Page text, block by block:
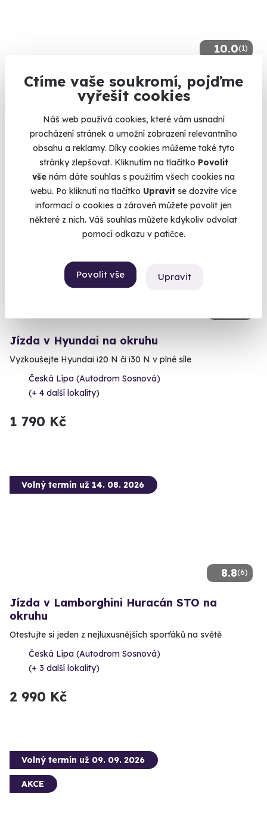
Ctíme vaše soukromí, pojďme
vyřešit cookies
Náš web používá cookies, které vám usnadní
procházení stránek a umožní zobrazení relevantního
obsahu a reklamy. Díky cookies můžeme také tyto
stránky zlepšovat. Kliknutím na tlačítko Povolit
vše nám dáte souhlas s použitím všech cookies na
webu. Po kliknutí na tlačítko Upravit se dozvíte více
informací o cookies a zároveň můžete povolit jen
některé z nich. Váš souhlas můžete kdykoliv odvolat
pomocí odkazu v patičce.
Povolit vše Upravit
10.0(1)
Jízda na okruhu ve sportovní Toyotě
Šlápněte do pedálů Toyotě GR86 nebo Toyotě GR Yaris
Česká Lípa (Autodrom Sosnová)
(+ 4 další lokality)
1 490 Kč
Volný termín už 14. 08. 2026
Jízda v Hyundai na okruhu
Vyzkoušejte Hyundai i20 N či i30 N v plné síle
Česká Lípa (Autodrom Sosnová)
(+ 4 další lokality)
1 790 Kč
8.8(6)
Volný termín už 14. 08. 2026
Jízda v Lamborghini Huracán STO na
okruhu
Otestujte si jeden z nejluxusnějších sporťáků na světě
Česká Lípa (Autodrom Sosnová)
(+ 3 další lokality)
2 990 Kč
Volný termín už 09. 09. 2026
AKCE